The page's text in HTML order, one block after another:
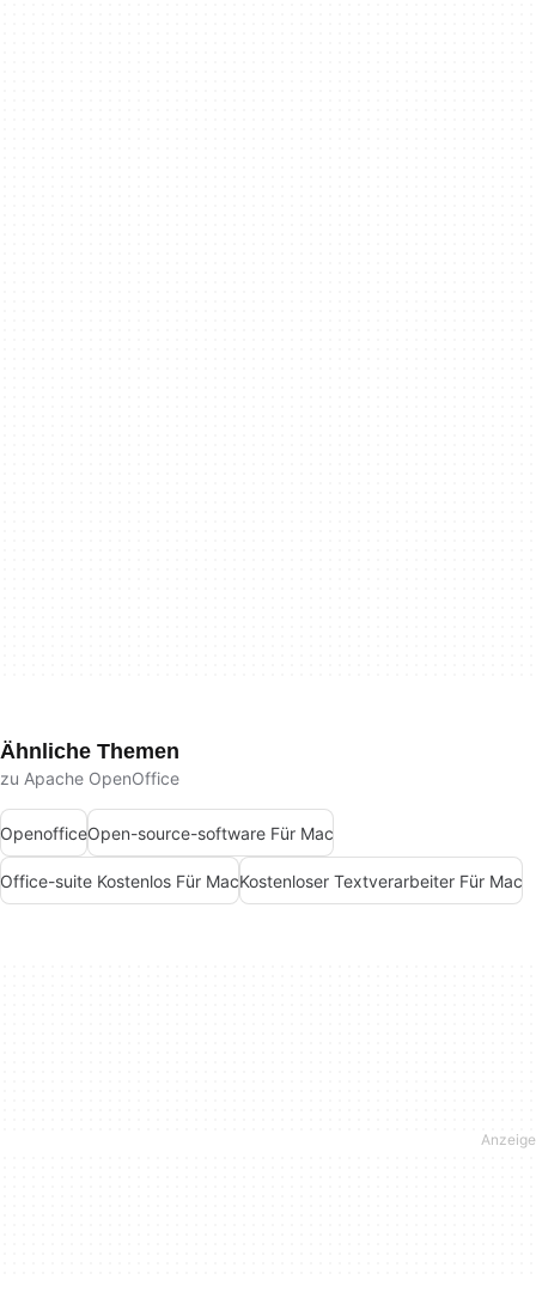
Ähnliche Themen
zu Apache OpenOffice
OpenofficeOpen-source-software Für Mac
Office-suite Kostenlos Für MacKostenloser Textverarbeiter Für Mac